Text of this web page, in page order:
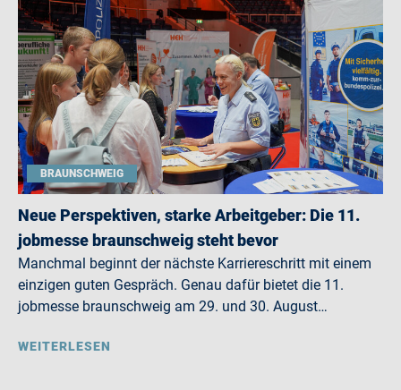
BRAUNSCHWEIG
Neue Perspektiven, starke Arbeitgeber: Die 11.
jobmesse braunschweig steht bevor
Manchmal beginnt der nächste Karriereschritt mit einem
einzigen guten Gespräch. Genau dafür bietet die 11.
jobmesse braunschweig am 29. und 30. August…
WEITERLESEN